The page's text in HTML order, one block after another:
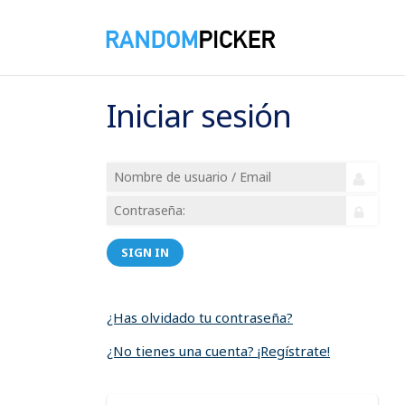
Iniciar sesión
SIGN IN
¿Has olvidado tu contraseña?
¿No tienes una cuenta? ¡Regístrate!